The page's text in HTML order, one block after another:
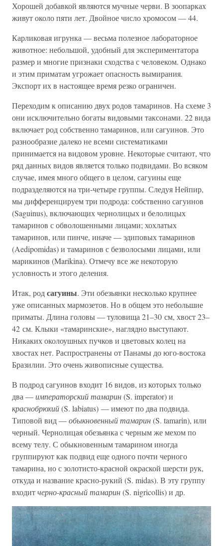
Хорошей добавкой являются мучные черви. В зоопарках
живут около пяти лет. Двойное число хромосом — 44.
Карликовая игрунка — весьма полезное лабораторное
животное: небольшой, удобный для экспериментатора
размер и многие признаки сходства с человеком. Однако
и этим приматам угрожает опасность вымирания.
Экспорт их в настоящее время резко ограничен.
Переходим к описанию двух родов тамаринов. На схеме 3
они исключительно богаты видовыми таксонами. 22 вида
включает род собственно тамаринов, или сагуинов. Это
разнообразие далеко не всеми систематиками
принимается на видовом уровне. Некоторые считают, что
ряд данных видов является только подвидами. Во всяком
случае, имея много общего в целом, сагуины еще
подразделяются на три-четыре группы. Следуя Нейпир,
мы дифференцируем три подрода: собственно сагуинов
(Saguinus), включающих чернолицых и белолицых
тамаринов с обволошенными лицами; хохлатых
тамаринов, или пинче, иначе — эдиповых тамаринов
(Aedipomidas) и тамаринов с безволосыми лицами, или
марикинов (Marikina). Отмечу все же некоторую
условность и этого деления.
Итак, родсагуины. Эти обезьянки несколько крупнее
уже описанных мармозетов. Но в общем это небольшие
приматы. Длина головы — туловища 21–30 см, хвост 23–
42 см. Клыки «тамаринские», наглядно выступают.
Никаких околоушных пучков и цветовых колец на
хвостах нет. Распространены от Панамы до юго-востока
Бразилии. Это очень живописные существа.
В подрод сагуинов входит 16 видов, из которых только
два —императорский тамарин(S. imperator) и
краснобрюхий(S. labiatus) — имеют по два подвида.
Типовой вид —обыкновенный тамарин(S. tamarin), или
черный. Чернолицая обезьянка с черным же мехом по
всему телу. С обыкновенным тамарином иногда
группируют как подвид еще одного почти черного
тамарина, но с золотисто-красной окраской шерсти рук,
откуда и название красно-рукий (S. midas). В эту группу
входитчерно-красный тамарин(S. nigricollis) и др.